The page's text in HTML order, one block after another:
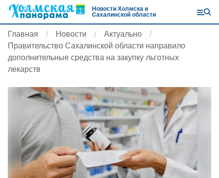
Новости Холмска и
Сахалинской области
Главная Новости
Актуально
Правительство Сахалинской области направило
дополнительные средства на закупку льготных
лекарств